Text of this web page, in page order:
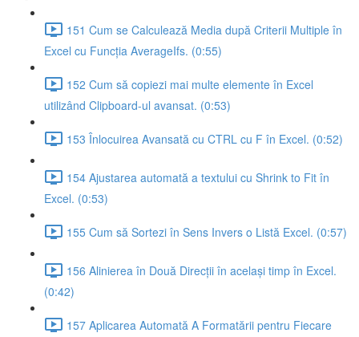
151 Cum se Calculează Media după Criterii Multiple în
Excel cu Funcția AverageIfs. (0:55)
152 Cum să copiezi mai multe elemente în Excel
utilizând Clipboard-ul avansat. (0:53)
153 Înlocuirea Avansată cu CTRL cu F în Excel. (0:52)
154 Ajustarea automată a textului cu Shrink to Fit în
Excel. (0:53)
155 Cum să Sortezi în Sens Invers o Listă Excel. (0:57)
156 Alinierea în Două Direcții în același timp în Excel.
(0:42)
157 Aplicarea Automată A Formatării pentru Fiecare